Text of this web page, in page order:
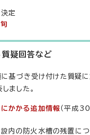
定
疑回答など
基づき受け付けた質疑
ました。
かかる追加情報 （平成
内の防火水槽の残置に